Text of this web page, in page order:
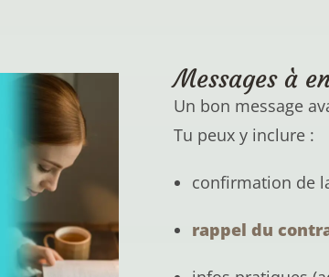
Messages à
Un bon message
Tu peux y inclure :
confirmation de
rappel du